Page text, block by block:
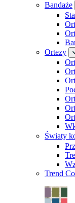
Bandaże
Ortezy
Światy
Trend